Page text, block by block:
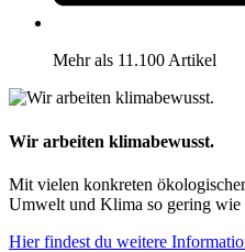
Mehr als 11.100 Artikel
Wir arbeiten klimabewusst.
Mit vielen konkreten
Umwelt und Klima so gering wie
Hier findest du weitere